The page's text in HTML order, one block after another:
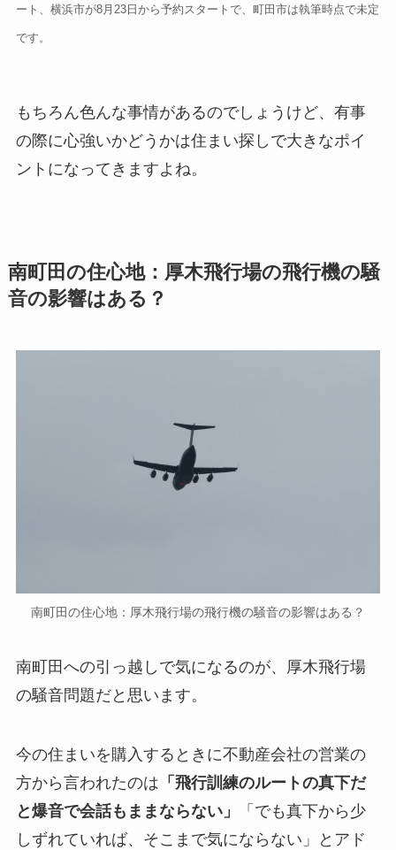
ート、横浜市が8月23日から予約スタートで、町田市は執筆時点で未定
です。
もちろん色んな事情があるのでしょうけど、有事
の際に心強いかどうかは住まい探しで大きなポイ
ントになってきますよね。
南町田の住心地：厚木飛行場の飛行機の騒
音の影響はある？
南町田の住心地：厚木飛行場の飛行機の騒音の影響はある？
南町田への引っ越しで気になるのが、厚木飛行場
の騒音問題だと思います。
今の住まいを購入するときに不動産会社の営業の
方から言われたのは 「飛行訓練のルートの真下だ
と爆音で会話もままならない」
「でも真下から少
しずれていれば、そこまで気にならない」
とアド